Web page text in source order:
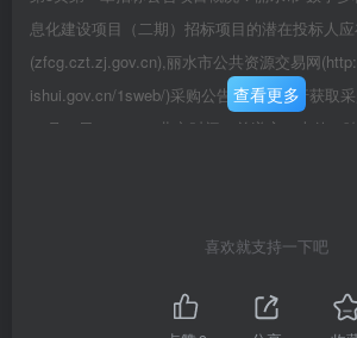
息化建设项目（二期）招标项目的潜在投标人
(zfcg.czt.zj.gov.cn),丽水市公共资源交易网
ishui.gov.cn/1sweb/)采购公告附件中自行获取
09月10日09：00（北京时间）前递交（上传）
额（元）：6000000最高限价（元）：6000000
标文件“第二章采购需求”备注：合同履行期限：
采购需求”本项目不接受联合体投标。二、申请
查看更多
喜欢就支持一下吧